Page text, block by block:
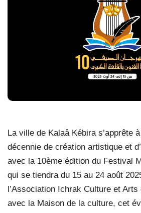
La ville de Kalaâ Kébira s’apprête
décennie de création artistique et
avec la 10ème édition du Festival
qui se tiendra du 15 au 24 août
l’Association Ichrak Culture et
avec la Maison de la culture, cet